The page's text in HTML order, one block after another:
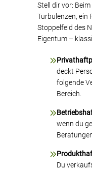
Stell dir vor:
Turbulenzen, ein
Stoppelfeld des
Eigentum –
deckt
folgende
Bereich.
wenn du
Du